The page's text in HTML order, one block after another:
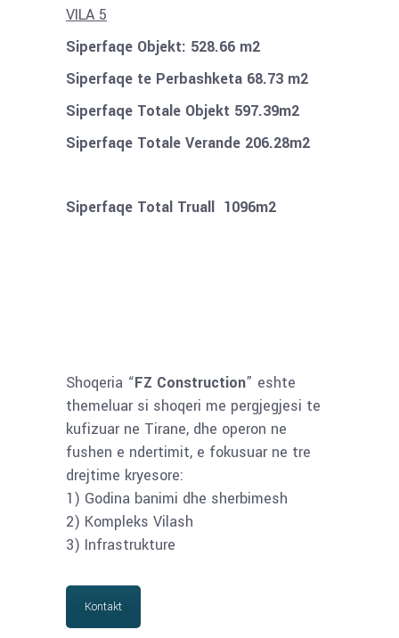
VILA 5
Siperfaqe Objekt: 528.66 m2
Siperfaqe te Perbashketa 68.73 m2
Siperfaqe Totale Objekt 597.39m2
Siperfaqe Totale Verande 206.28m2
Siperfaqe Total Truall 1096m2
Shoqeria “FZ Construction” eshte
themeluar si shoqeri me pergjegjesi te
kufizuar ne Tirane, dhe operon ne
fushen e ndertimit, e fokusuar ne tre
drejtime kryesore:
1) Godina banimi dhe sherbimesh
2) Kompleks Vilash
3) Infrastrukture
Kontakt